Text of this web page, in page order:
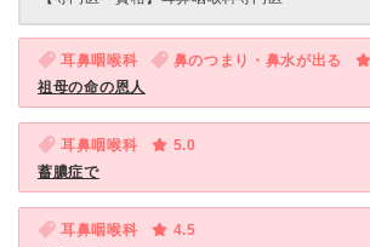
耳鼻咽喉科 鼻のつまり・鼻水が出る
祖母の命の恩人
耳鼻咽喉科
5.0
蓄膿症で
耳鼻咽喉科
4.5